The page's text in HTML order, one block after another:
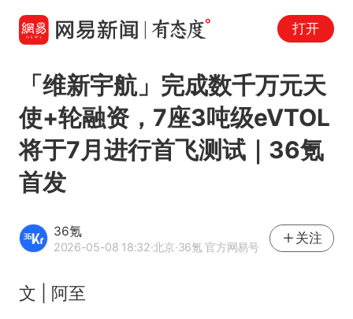
打开
「维新宇航」完成数千万元天
使+轮融资，7座3吨级eVTOL
将于7月进行首飞测试｜36氪
首发
36氪
2026-05-08 18:32·北京·36氪 官方网易号
关注
文 | 阿至